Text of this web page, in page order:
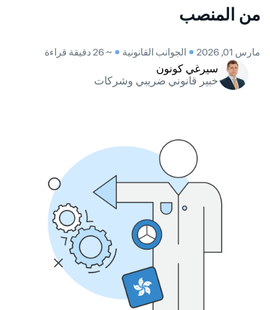
من المنصب
مارس 01, 2026 الجوانب القانونية ~ 26 دقيقة قراءة
سيرغي كونون
خبير قانوني ضريبي وشركات